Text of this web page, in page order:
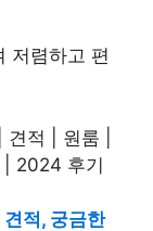
저렴하고 편
적, 궁금한